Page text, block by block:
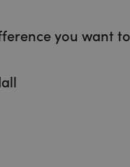
you want to